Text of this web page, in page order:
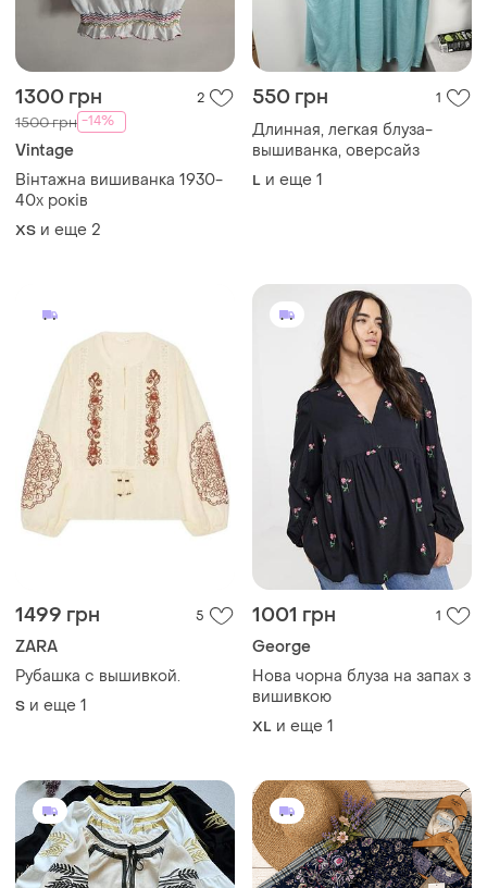
1300 грн 2
1500 грн -14%
Vintage
Вінтажна вишиванка 1930-
40х років
ХS и еще 2
550 грн 1
Длинная, легкая блуза-
вышиванка, оверсайз
L и еще 1
1499 грн 5
ZARA
Рубашка с вышивкой.
S и еще 1
1001 грн 1
George
Нова чорна блуза на запах з
вишивкою
XL и еще 1